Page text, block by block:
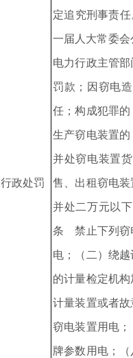
行政处罚
定追究刑事责
一届人大常委
电力行政主管
罚款；因窃电
任；构成犯罪
生产窃电装置
并处窃电装置
售、出租窃电
并处二万元以
条 禁止下列窃
电；（二）绕
的计量检定机
计量装置或者
窃电装置用电
牌参数用电；